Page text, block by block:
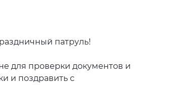
патруль!
для проверки документов и
и поздравить с